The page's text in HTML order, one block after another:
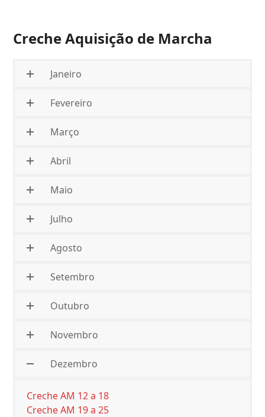
Creche Aquisição de Marcha
Janeiro
Fevereiro
Março
Abril
Maio
Julho
Agosto
Setembro
Outubro
Novembro
Dezembro
Creche AM 12 a 18
Creche AM 19 a 25